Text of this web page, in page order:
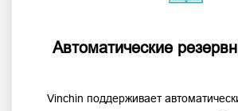
Автоматические
Vinchin поддерживает